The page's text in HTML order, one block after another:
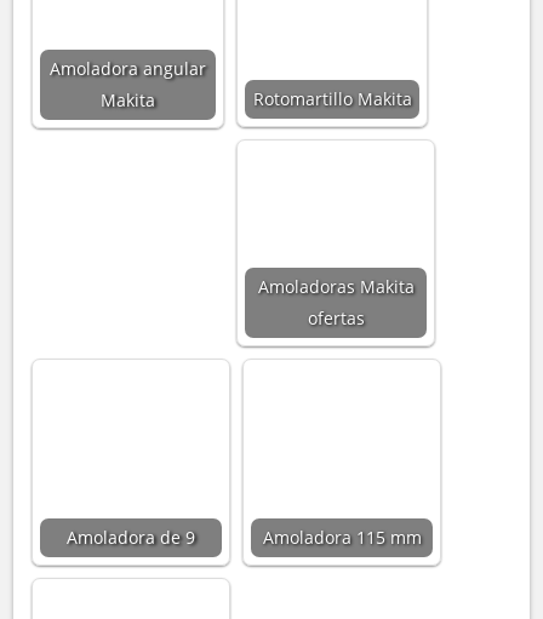
Amoladora angular
Makita
Rotomartillo Makita
Amoladoras Makita
ofertas
Amoladora de 9 Amoladora 115 mm